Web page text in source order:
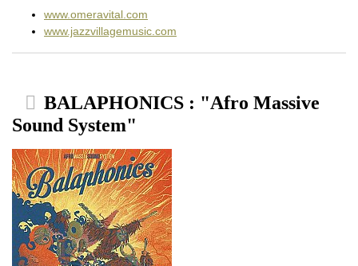
www.omeravital.com
www.jazzvillagemusic.com
BALAPHONICS : "Afro Massive
Sound System"